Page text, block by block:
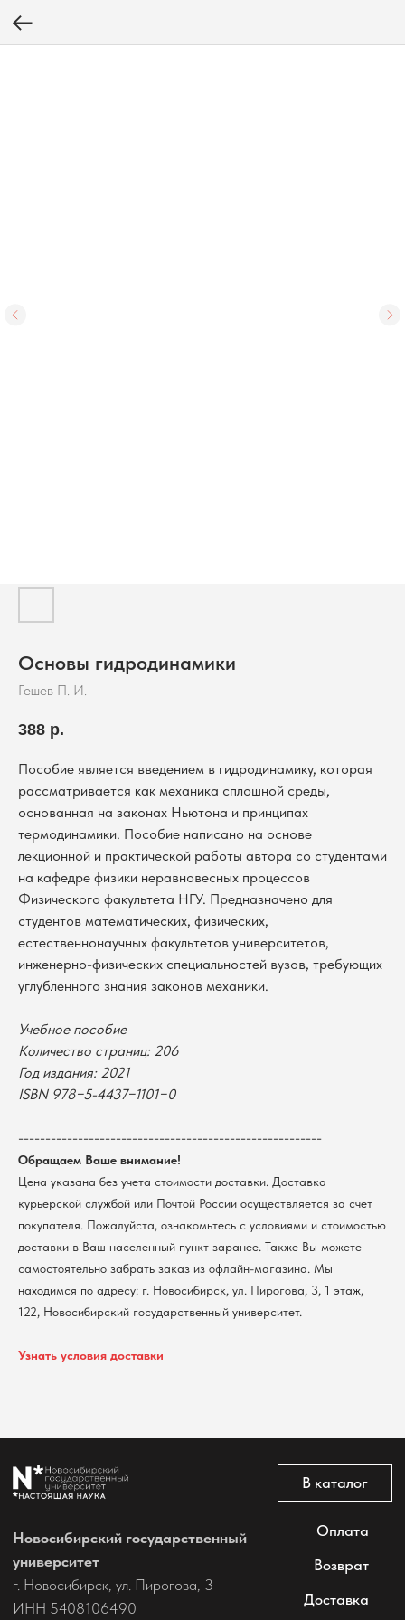
Основы гидродинамики
Гешев П. И.
388 р.
Пособие является введением в гидродинамику, которая
рассматривается как механика сплошной среды,
основанная на законах Ньютона и принципах
термодинамики. Пособие написано на основе
лекционной и практической работы автора со студентами
на кафедре физики неравновесных процессов
Физического факультета НГУ. Предназначено для
студентов математических, физических,
естественнонаучных факультетов университетов,
инженерно-физических специальностей вузов, требующих
углубленного знания законов механики.
Учебное пособие
Количество страниц: 206
Год издания: 2021
ISBN 978−5-4437−1101−0
--------------------------------------------------------
Обращаем Ваше внимание!
Цена указана без учета стоимости доставки. Доставка
курьерской службой или Почтой России осуществляется за счет
покупателя. Пожалуйста, ознакомьтесь с условиями и стоимостью
доставки в Ваш населенный пункт заранее. Также Вы можете
самостоятельно забрать заказ из офлайн-магазина. Мы
находимся по адресу: г. Новосибирск, ул. Пирогова, 3, 1 этаж,
122, Новосибирский государственный университет.
Узнать условия доставки
Доставка
Контакты
@2026 Новосибирский государственный университет.
Все права защищены
Политика обработки персональных данных
пользователей сайта
Новосибирский государственный
КПП 540801001